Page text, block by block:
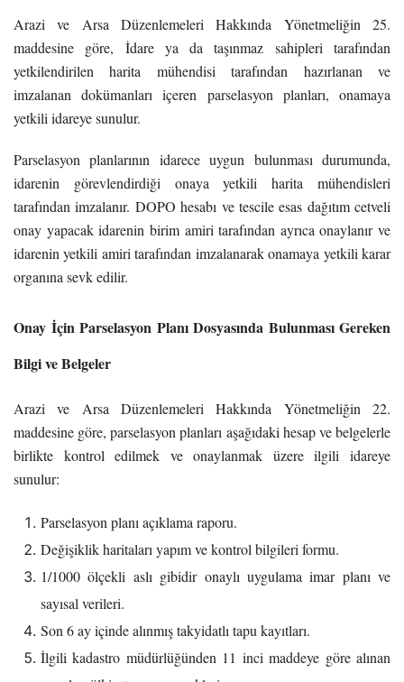
Arazi ve Arsa Düzenlemeleri Hakkında Yönetmeliğin 25.
maddesine göre, İdare ya da taşınmaz sahipleri tarafından
yetkilendirilen harita mühendisi tarafından hazırlanan ve
imzalanan dokümanları içeren parselasyon planları, onamaya
yetkili idareye sunulur.
Parselasyon planlarının idarece uygun bulunması durumunda,
idarenin görevlendirdiği onaya yetkili harita mühendisleri
tarafından imzalanır. DOPO hesabı ve tescile esas dağıtım cetveli
onay yapacak idarenin birim amiri tarafından ayrıca onaylanır ve
idarenin yetkili amiri tarafından imzalanarak onamaya yetkili karar
organına sevk edilir.
Onay İçin Parselasyon Planı Dosyasında Bulunması Gereken
Bilgi ve Belgeler
Arazi ve Arsa Düzenlemeleri Hakkında Yönetmeliğin 22.
maddesine göre, parselasyon planları aşağıdaki hesap ve belgelerle
birlikte kontrol edilmek ve onaylanmak üzere ilgili idareye
sunulur:
Parselasyon planı açıklama raporu.
Değişiklik haritaları yapım ve kontrol bilgileri formu.
1/1000 ölçekli aslı gibidir onaylı uygulama imar planı ve
sayısal verileri.
Son 6 ay içinde alınmış takyidatlı tapu kayıtları.
İlgili kadastro müdürlüğünden 11 inci maddeye göre alınan